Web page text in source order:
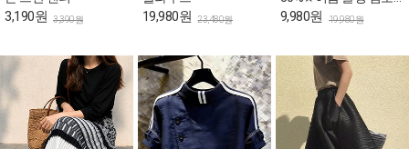
3,190원 3,390원 19,980원 23,480원
트 브라패드 홈웨어 세
9,980원 19,980원